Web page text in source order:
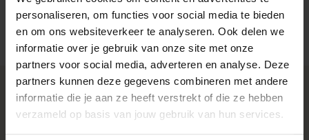
personaliseren, om functies voor social media te bieden
en om ons websiteverkeer te analyseren. Ook delen we
informatie over je gebruik van onze site met onze
partners voor social media, adverteren en analyse. Deze
partners kunnen deze gegevens combineren met andere
informatie die je aan ze heeft verstrekt of die ze hebben
verzameld op basis van jouw gebruik van hun services.
ZAKELIJK
RECENT BEKEKEN